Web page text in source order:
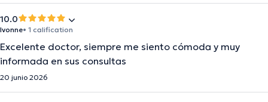
10.0
Ivonne• 1 calification
Excelente doctor, siempre me siento cómoda y muy
informada en sus consultas
20 junio 2026